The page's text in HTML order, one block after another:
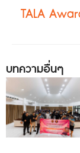
บทความอื่นๆ